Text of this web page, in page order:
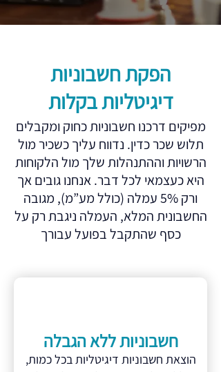
הפקת חשבוניות
דיגיטליות בקלות
מפיקים דרכנו חשבוניות כחוק ומקבלים
תלוש שכר כדין. נדווח עליך כשכיר מול
הרשויות וההתנהלות שלך מול הלקוחות
היא כעצמאי לכל דבר. אנחנו גובים אך
ורק 5% עמלה (כולל מע”מ), מגובה
החשבונית המלא, העמלה ניגבת רק על
כסף שהתקבל בפועל עבורך
חשבוניות ללא הגבלה
הוצאת חשבוניות דיגיטליות בכל כמות,